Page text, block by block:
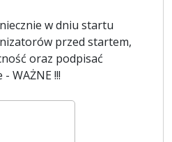
w dniu startu
przed startem,
oraz podpisać
WAŻNE !!!